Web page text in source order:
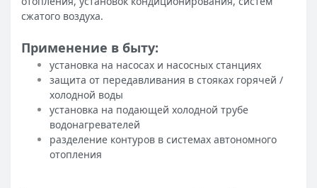
сжатого воздуха.
Применение в быту:
установка на насосах и насосных станциях
защита от передавливания в стояках горячей /
холодной воды
установка на подающей холодной трубе
водонагревателей
разделение контуров в системах автономного
отопления